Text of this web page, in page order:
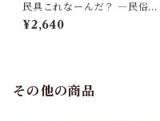
民具これなーんだ？ ―民俗学
者・宮本常一が美術大学に遺
した民具コレクション | 加藤幸
¥2,640
その他の商品